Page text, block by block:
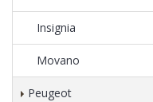
Insignia
Movano
Peugeot